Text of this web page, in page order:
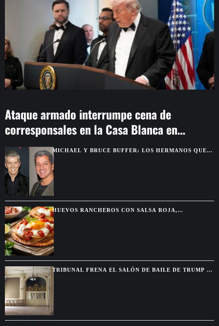
Ataque armado interrumpe cena de
corresponsales en la Casa Blanca en
WashingtonMICHAEL Y BRUCE BUFFER: LOS HERMANOS QUE
SE DESCUBRIERON GRACIAS A UNA PELEA POR
TELEVISIÓN
HUEVOS RANCHEROS CON SALSA ROJA,
TORTILLAS DORADAS Y SABOR DE DESAYUNO
MEXICANO
TRIBUNAL FRENA EL SALÓN DE BAILE DE TRUMP Y